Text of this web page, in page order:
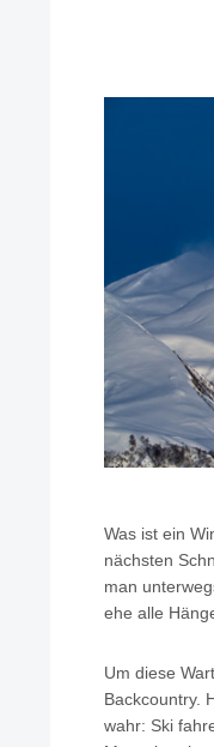
Was ist ein
nächsten
man
ehe alle
Um diese
Backcountry.
wahr: Ski